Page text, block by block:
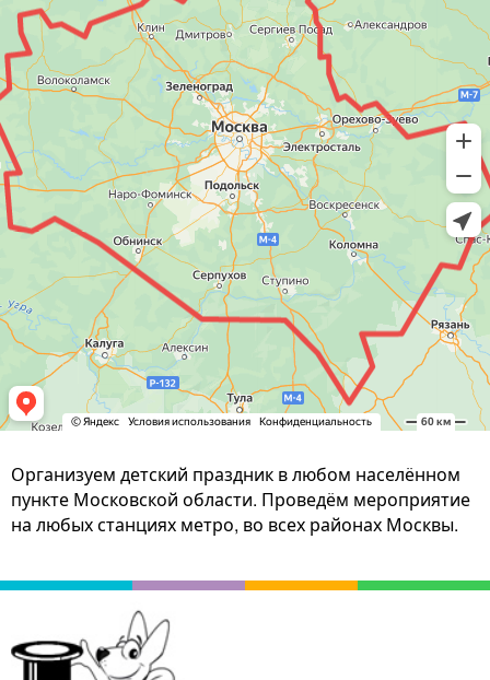
Организуем детский праздник в любом населённом
пункте Московской области. Проведём мероприятие
на любых станциях метро, во всех районах Москвы.